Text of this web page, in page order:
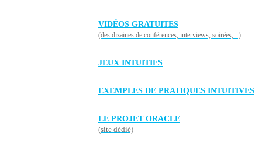
VIDÉOS GRATUITES
(des dizaines de conférences, interviews, soirées,...)
JEUX INTUITIFS
EXEMPLES DE PRATIQUES INTUITIVES
LE PROJET ORACLE
(site dédié)